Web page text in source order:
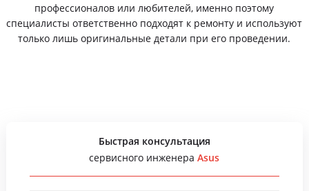
профессионалов или любителей, именно поэтому
специалисты ответственно подходят к ремонту и используют
только лишь оригинальные детали при его проведении.
Быстрая консультация
сервисного инженераAsus